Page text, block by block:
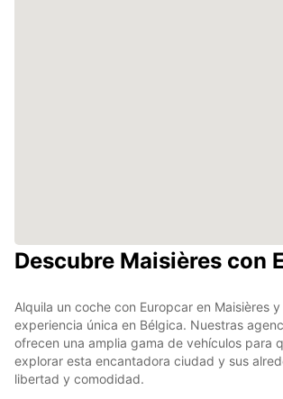
Descubre Maisières con
Alquila un coche con Europcar en Maisières
experiencia única en Bélgica. Nuestras
ofrecen una amplia gama de vehículos para
explorar esta encantadora ciudad y sus
libertad y comodidad.